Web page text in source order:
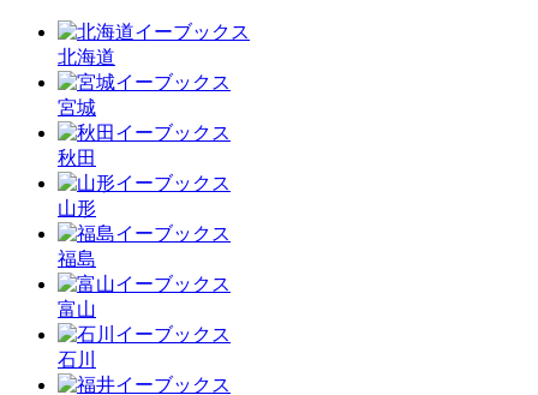
北海道
宮城
秋田
山形
福島
富山
石川